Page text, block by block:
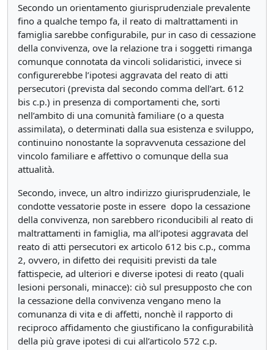
Secondo un orientamento giurisprudenziale prevalente
fino a qualche tempo fa, il reato di maltrattamenti in
famiglia sarebbe configurabile, pur in caso di cessazione
della convivenza, ove la relazione tra i soggetti rimanga
comunque connotata da vincoli solidaristici, invece si
configurerebbe l’ipotesi aggravata del reato di atti
persecutori (prevista dal secondo comma dell’art. 612
bis c.p.) in presenza di comportamenti che, sorti
nell’ambito di una comunità familiare (o a questa
assimilata), o determinati dalla sua esistenza e sviluppo,
continuino nonostante la sopravvenuta cessazione del
vincolo familiare e affettivo o comunque della sua
attualità.
Secondo, invece, un altro indirizzo giurisprudenziale, le
condotte vessatorie poste in essere dopo la cessazione
della convivenza, non sarebbero riconducibili al reato di
maltrattamenti in famiglia, ma all’ipotesi aggravata del
reato di atti persecutori ex articolo 612 bis c.p., comma
2, ovvero, in difetto dei requisiti previsti da tale
fattispecie, ad ulteriori e diverse ipotesi di reato (quali
lesioni personali, minacce): ciò sul presupposto che con
la cessazione della convivenza vengano meno la
comunanza di vita e di affetti, nonchè il rapporto di
reciproco affidamento che giustificano la configurabilità
della più grave ipotesi di cui all’articolo 572 c.p.